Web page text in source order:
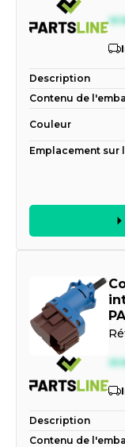
Description
Contenu de
Couleur
Emplacement sur
Description
Contenu de